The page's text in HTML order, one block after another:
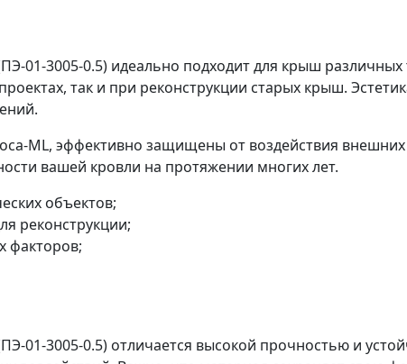
01-3005-0.5) идеально подходит для крыш
так и при реконструкции старых крыш.
эффективно защищены от воздействия внешних
вашей кровли на протяжении многих лет.
объектов;
реконструкции;
факторов;
01-3005-0.5) отличается высокой прочностью и